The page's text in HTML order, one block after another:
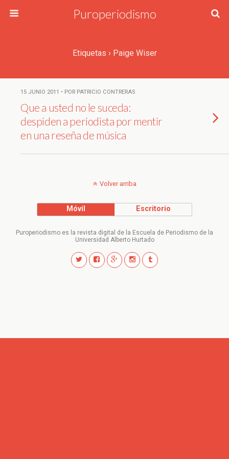
Puroperiodismo
Etiquetas › Paige Wiser
15 JUNIO 2011 • POR PATRICIO CONTRERAS
Que a usted no le suceda:
despiden a periodista por mentir
en una reseña de música
Volver arriba
Móvil Escritorio
Puroperiodismo es la revista digital de la Escuela de Periodismo de la
Universidad Alberto Hurtado